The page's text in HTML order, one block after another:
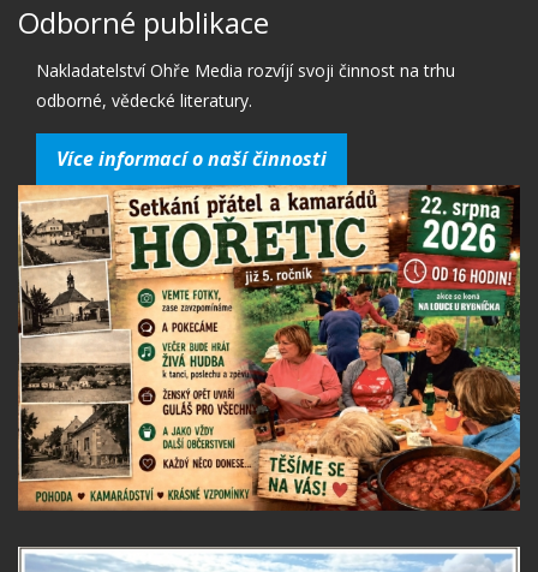
Odborné publikace
Nakladatelství Ohře Media rozvíjí svoji činnost na trhu
odborné, vědecké literatury.
Více informací o naší činnosti